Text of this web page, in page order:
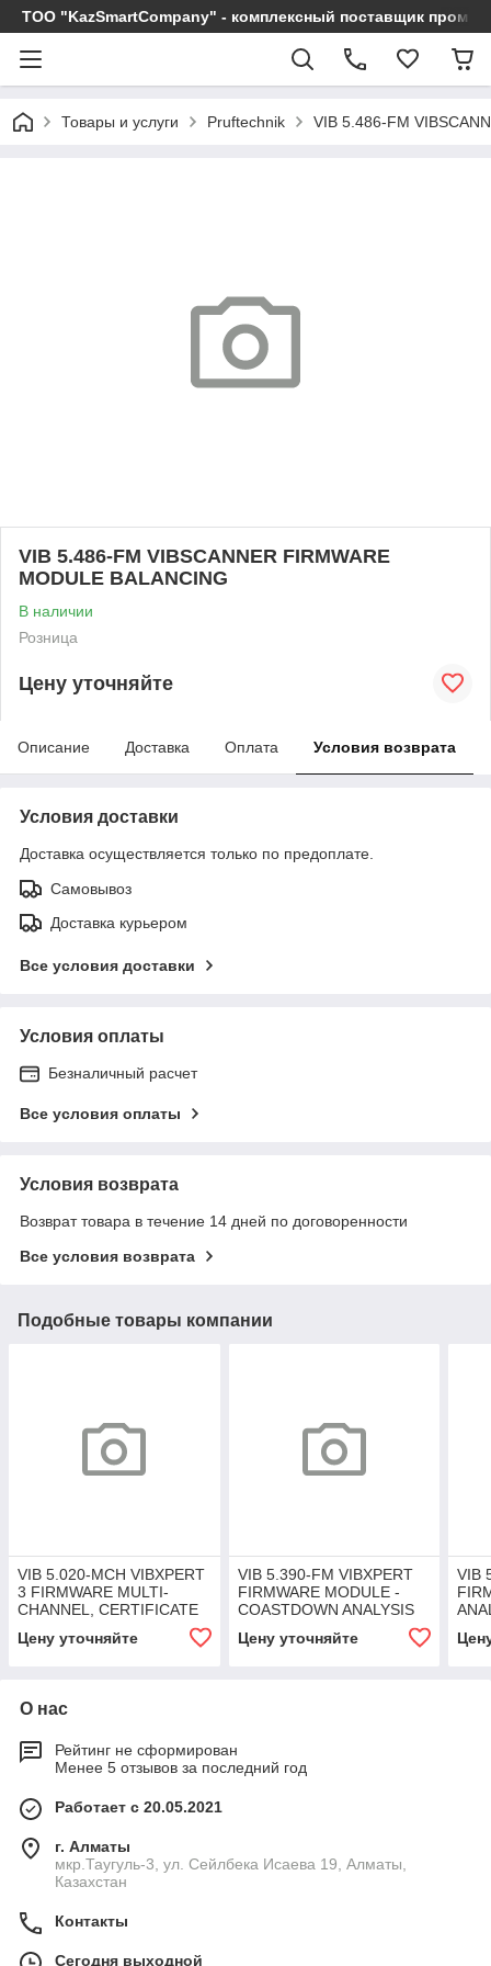
ТОО "KazSmartCompany" - комплексный поставщик
Товары и услуги Pruftechnik VIB 5.486-FM
VIB 5.486-FM VIBSCANNER FIRMWARE
MODULE BALANCING
В наличии
Розница
Цену уточняйте
Описание Доставка Оплата Условия возврата
Условия доставки
Доставка осуществляется только по предоплате.
Самовывоз
Доставка курьером
Все условия доставки
Условия оплаты
Безналичный расчет
Все условия оплаты
Условия возврата
Возврат товара в течение 14 дней по договоренности
Все условия возврата
Подобные товары компании
VIB 5.020-MCH VIBXPERT
3 FIRMWARE MULTI-
CHANNEL, CERTIFICATE
Цену уточняйте
VIB 5.390-FM VIBXPERT
FIRMWARE MODULE -
COASTDOWN ANALYSIS
Цену уточняйте
VIB
О нас
Рейтинг не сформирован
Менее 5 отзывов за последний год
Работает с 20.05.2021
г. Алматы
мкр.Таугуль-3, ул. Сейлбека Исаева 19, Алматы,
Казахстан
Контакты
Сегодня выходной